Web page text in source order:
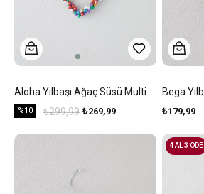
%10 ₺269,99
₺299,99 ₺179,99
4 AL 3 ÖDE